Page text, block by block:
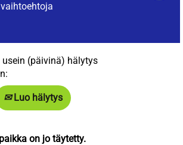
usein (päivinä) hälytys
Luo hälytys
on jo täytetty.